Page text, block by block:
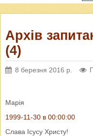
Архів
(4)
8 березня 2016 р.
Марія
1999-11-30 в 00:00:00
Слава Ісусу Христу!